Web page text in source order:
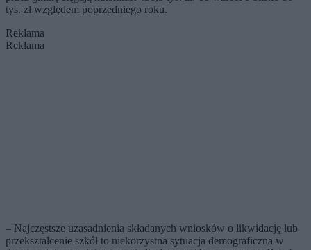
tys. zł względem poprzedniego roku.
Reklama
Reklama
– Najczęstsze uzasadnienia składanych wniosków o likwidację lub
przekształcenie szkół to niekorzystna sytuacja demograficzna w